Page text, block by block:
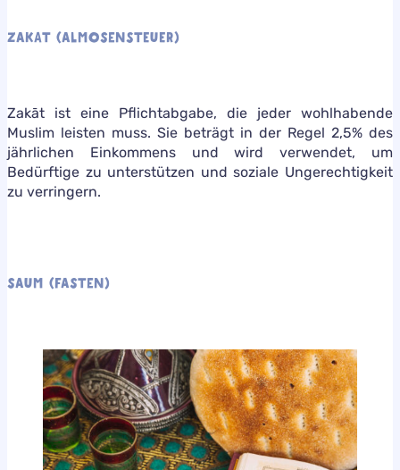
ZAKAT (ALMOSENSTEUER)
Zakāt ist eine Pflichtabgabe, die jeder wohlhabende
Muslim leisten muss. Sie beträgt in der Regel 2,5% des
jährlichen Einkommens und wird verwendet, um
Bedürftige zu unterstützen und soziale Ungerechtigkeit
zu verringern.
SAUM (FASTEN)